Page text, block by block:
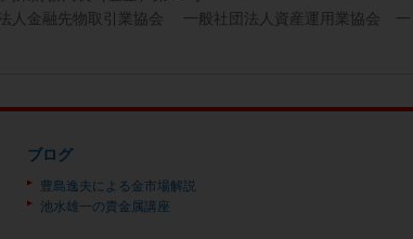
人金融先物取引業協会 一般社団法人資産運用業協会 一
ブログ
豊島逸夫による金市場解説
池水雄一の貴金属講座